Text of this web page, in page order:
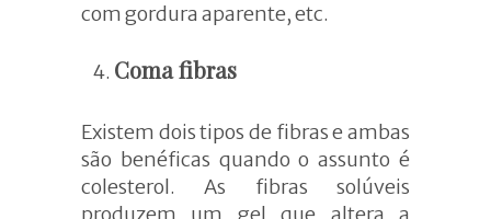
com gordura aparente, etc.
Coma fibras
Existem dois tipos de fibras e ambas
são benéficas quando o assunto é
colesterol. As fibras solúveis